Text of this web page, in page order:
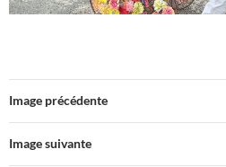
Image précédente
Image suivante